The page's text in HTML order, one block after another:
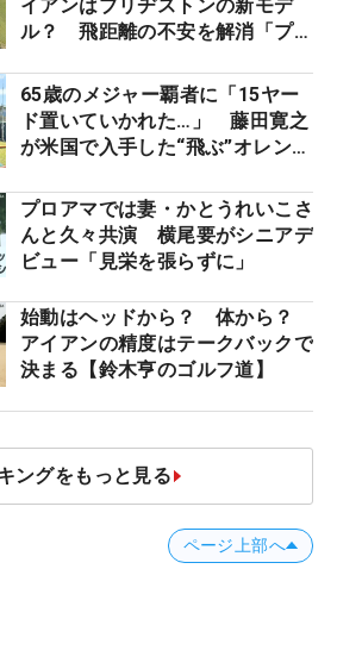
イアンはブリヂストンの新モデ
ル？ 飛距離の不安を解消「プラ
65歳のメジャー覇者に「15ヤー
ド置いていかれた…」 藤田寛之
が米国で入手した“飛ぶ”オレンジ
プロアマでは妻・かとうれいこさ
んと久々共演 横尾要がシニアデ
ビュー「見栄を張らずに」
始動はヘッドから？ 体から？
アイアンの精度はテークバックで
決まる【鈴木亨のゴルフ道】
ングをもっと見る
ページ上部へ